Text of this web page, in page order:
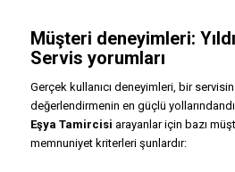
Müşteri deneyimleri:
Servis yorumları
Gerçek kullanıcı deneyimleri, bir
değerlendirmenin en güçlü
Eşya Tamircisi arayanlar için bazı
memnuniyet kriterleri şunlardır: